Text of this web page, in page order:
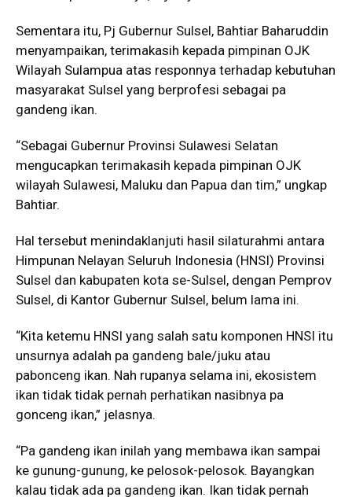
Sementara itu, Pj Gubernur Sulsel, Bahtiar Baharuddin
menyampaikan, terimakasih kepada pimpinan OJK
Wilayah Sulampua atas responnya terhadap kebutuhan
masyarakat Sulsel yang berprofesi sebagai pa
gandeng ikan.
“Sebagai Gubernur Provinsi Sulawesi Selatan
mengucapkan terimakasih kepada pimpinan OJK
wilayah Sulawesi, Maluku dan Papua dan tim,” ungkap
Bahtiar.
Hal tersebut menindaklanjuti hasil silaturahmi antara
Himpunan Nelayan Seluruh Indonesia (HNSI) Provinsi
Sulsel dan kabupaten kota se-Sulsel, dengan Pemprov
Sulsel, di Kantor Gubernur Sulsel, belum lama ini.
“Kita ketemu HNSI yang salah satu komponen HNSI itu
unsurnya adalah pa gandeng bale/juku atau
pabonceng ikan. Nah rupanya selama ini, ekosistem
ikan tidak tidak pernah perhatikan nasibnya pa
gonceng ikan,” jelasnya.
“Pa gandeng ikan inilah yang membawa ikan sampai
ke gunung-gunung, ke pelosok-pelosok. Bayangkan
kalau tidak ada pa gandeng ikan. Ikan tidak pernah